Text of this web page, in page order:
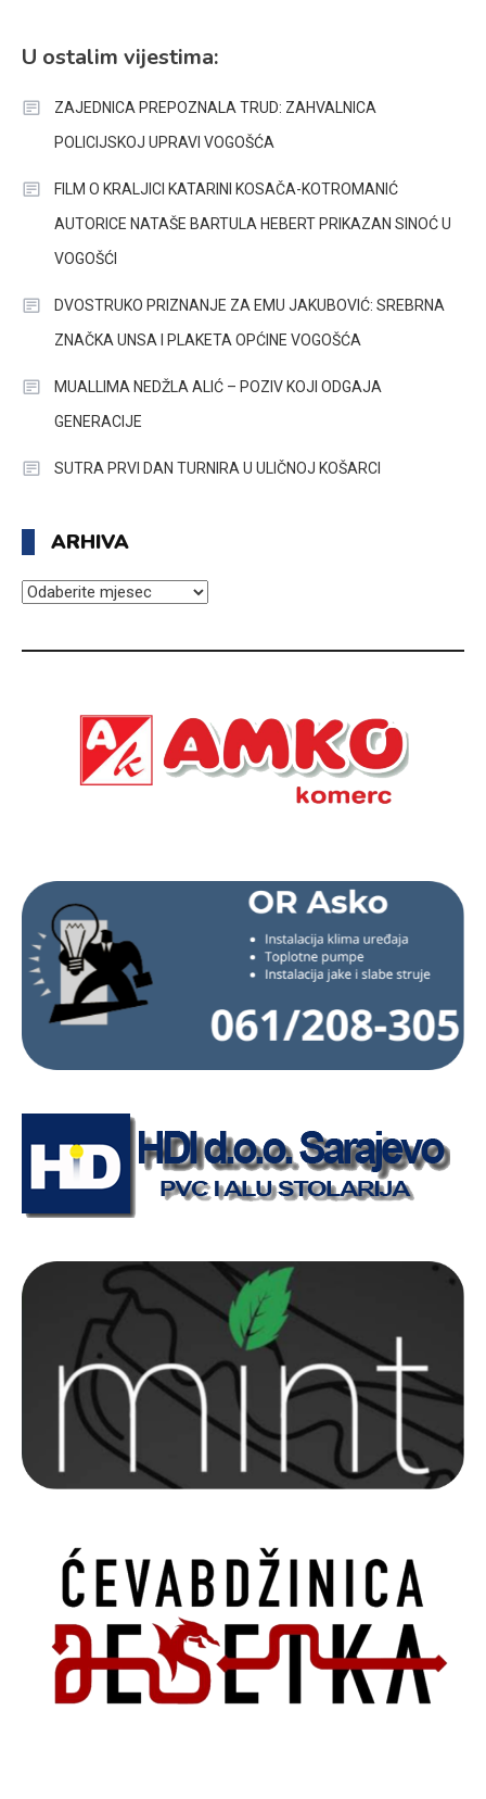
U ostalim vijestima:
ZAJEDNICA PREPOZNALA TRUD: ZAHVALNICA
POLICIJSKOJ UPRAVI VOGOŠĆA
FILM O KRALJICI KATARINI KOSAČA-KOTROMANIĆ
AUTORICE NATAŠE BARTULA HEBERT PRIKAZAN SINOĆ U
VOGOŠĆI
DVOSTRUKO PRIZNANJE ZA EMU JAKUBOVIĆ: SREBRNA
ZNAČKA UNSA I PLAKETA OPĆINE VOGOŠĆA
MUALLIMA NEDŽLA ALIĆ – POZIV KOJI ODGAJA
GENERACIJE
SUTRA PRVI DAN TURNIRA U ULIČNOJ KOŠARCI
ARHIVA
ARHIVA